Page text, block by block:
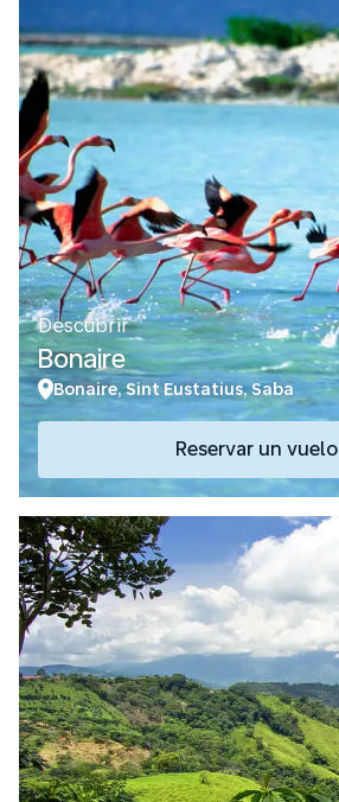
Descubrir
Bonaire
Bonaire, Sint Eustatius, Saba
Reservar un vuelo